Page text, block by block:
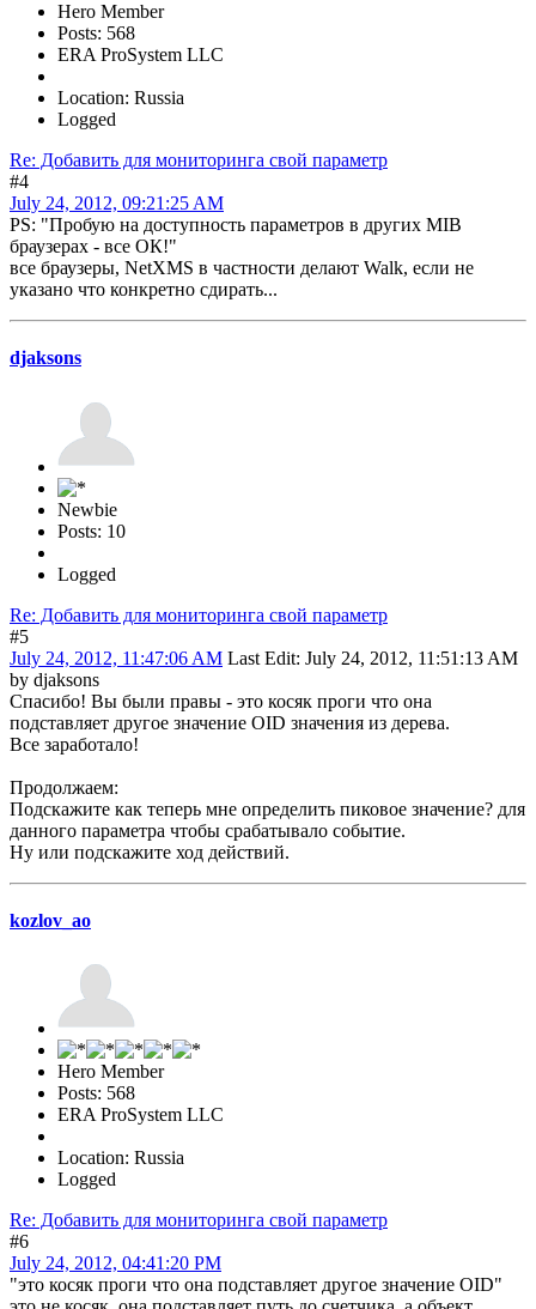
Hero Member
Posts: 568
ERA ProSystem LLC
Location: Russia
Logged
Re: Добавить для мониторинга свой параметр
#4
July 24, 2012, 09:21:25 AM
PS: "Пробую на доступность параметров в других MIB
браузерах - все ОК!"
все браузеры, NetXMS в частности делают Walk, если не
указано что конкретно сдирать...
djaksons
Newbie
Posts: 10
Logged
Re: Добавить для мониторинга свой параметр
#5
July 24, 2012, 11:47:06 AM Last Edit: July 24, 2012, 11:51:13 AM
by djaksons
Спасибо! Вы были правы - это косяк проги что она
подставляет другое значение OID значения из дерева.
Все заработало!
Продолжаем:
Подскажите как теперь мне определить пиковое значение? для
данного параметра чтобы срабатывало событие.
Ну или подскажите ход действий.
kozlov_ao
Hero Member
Posts: 568
ERA ProSystem LLC
Location: Russia
Logged
Re: Добавить для мониторинга свой параметр
#6
July 24, 2012, 04:41:20 PM
"это косяк проги что она подставляет другое значение OID"